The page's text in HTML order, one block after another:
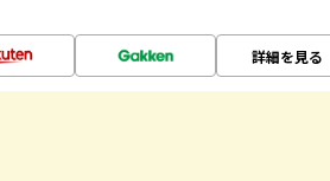
詳細を見る